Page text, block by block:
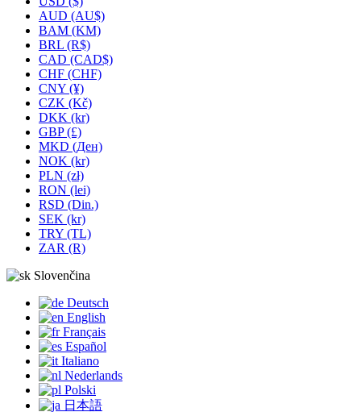
AUD (AU$)
BAM (KM)
BRL (R$)
CAD (CAD$)
CHF (CHF)
CNY (¥)
CZK (Kč)
DKK (kr)
GBP (£)
MKD (Ден)
NOK (kr)
PLN (zł)
RON (lei)
RSD (Din.)
SEK (kr)
TRY (TL)
ZAR (R)
Slovenčina
Deutsch
English
Français
Español
Italiano
Nederlands
Polski
日本語